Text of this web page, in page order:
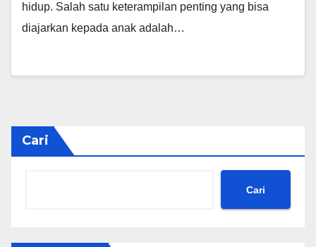
hidup. Salah satu keterampilan penting yang bisa
diajarkan kepada anak adalah…
Cari
Cari